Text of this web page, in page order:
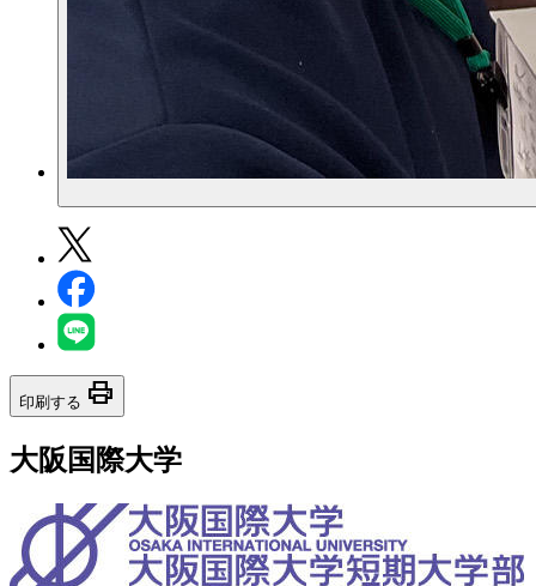
印刷する print
大阪国際大学